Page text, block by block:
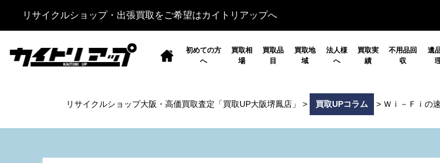
リサイクルショップ・出張買取をご希望はカイトリアップへ
初めての方
へ
買取相
場
買取品
目
買取地
域
法人様
へ
買取実
績
不用品回
収
遺
リサイクルショップ大阪・高価買取査定「買取UP大阪堺鳳店」 > 買取UPコラム > Ｗｉ－Ｆｉの